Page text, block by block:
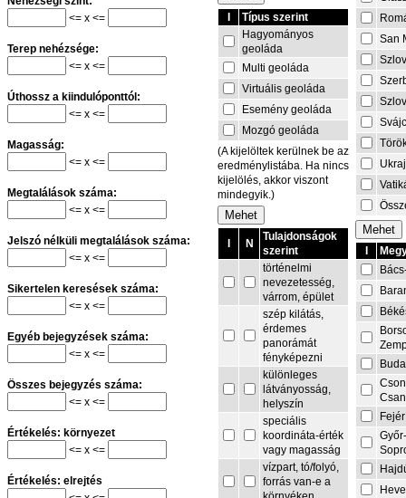
<= x <=
Terep nehézsége:
<= x <=
Úthossz a kiindulóponttól:
<= x <=
Magasság:
<= x <=
Megtalálások száma:
<= x <=
Jelszó nélküli megtalálások száma:
<= x <=
Sikertelen keresések száma:
<= x <=
Egyéb bejegyzések száma:
<= x <=
Összes bejegyzés száma:
<= x <=
Értékelés: környezet
<= x <=
Értékelés: elrejtés
I
Típus szerint
Hagyományos
geoláda
Multi geoláda
Virtuális geoláda
Esemény geoláda
Mozgó geoláda
(A kijelöltek kerülnek be az
eredménylistába. Ha nincs
kijelölés, akkor viszont
mindegyik.)
N
Tulajdonságok
szerint
történelmi
nevezetesség,
várrom, épület
szép kilátás,
érdemes
panorámát
fényképezni
különleges
látványosság,
helyszín
speciális
koordináta-érték
vagy magasság
vízpart, tó/folyó,
forrás van-e a
San
Fejér